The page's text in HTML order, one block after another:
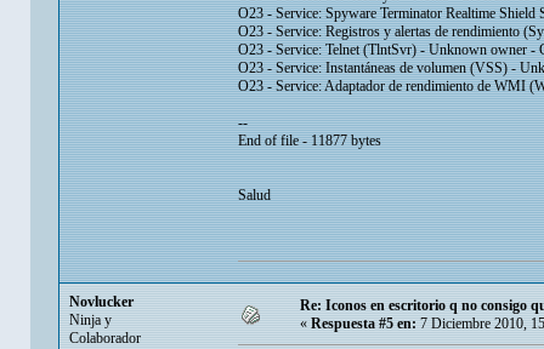
O23 - Service: Spyware Terminator Realtime
O23 - Service: Registros y alertas de rendimiento
O23 - Service: Telnet (TlntSvr) - Unknown owner -
O23 - Service: Instantáneas de volumen (VSS) -
O23 - Service: Adaptador de rendimiento de WMI
--
End of file - 11877 bytes
Salud
Novlucker
Ninja y
Colaborador
Re: Iconos en escritorio q no consigo
« Respuesta #5 en: 7 Diciembre 2010,